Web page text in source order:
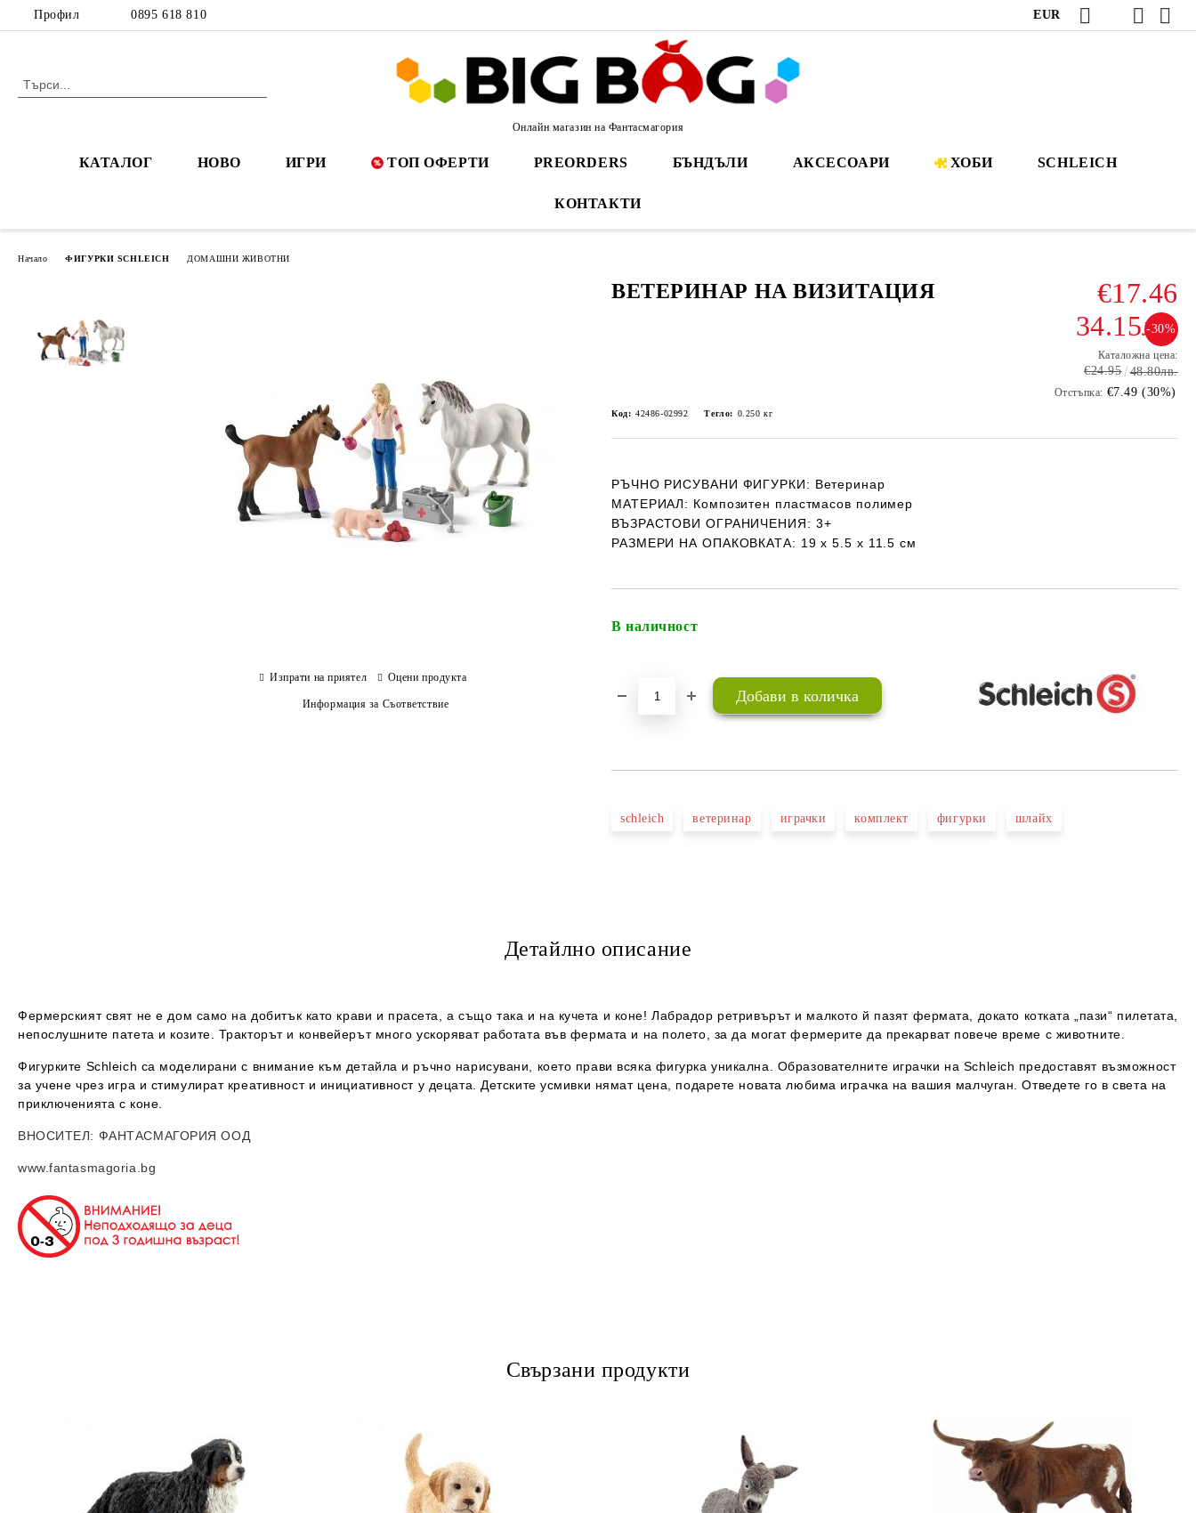
Профил 0895 618 810 EUR
Онлайн магазин на Фантасмагория
КАТАЛОГ НОВО ИГРИ ТОП ОФЕРТИ PREORDERS БЪНДЪЛИ АКСЕСОАРИ ХОБИ SCHLEICH
КОНТАКТИ
Начало ФИГУРКИ SCHLEICH ДОМАШНИ ЖИВОТНИ
ВЕТЕРИНАР НА ВИЗИТАЦИЯ
-30%
€17.46
34.15лв.
Каталожна цена:
€24.95 48.80лв.
Отстъпка: €7.49 (30%)
Код: 42486-02992 Тегло: 0.250 кг
РЪЧНО РИСУВАНИ ФИГУРКИ: Ветеринар
МАТЕРИАЛ: Композитен пластмасов полимер
ВЪЗРАСТОВИ ОГРАНИЧЕНИЯ: 3+
РАЗМЕРИ НА ОПАКОВКАТА: 19 х 5.5 х 11.5 см
В наличност
schleich ветеринар играчки комплект фигурки шлайх
Изпрати на приятел Оцени продукта
Информация за Съответствие
Детайлно описание
Фермерският свят не е дом само на добитък като крави и прасета, а също така и на кучета и коне! Лабрадор ретривърът и малкото й пазят фермата, докато котката „пази“ пилетата,
непослушните патета и козите. Тракторът и конвейерът много ускоряват работата във фермата и на полето, за да могат фермерите да прекарват повече време с животните.
Фигурките Schleich са моделирани с внимание към детайла и ръчно нарисувани, което прави всяка фигурка уникална. Образователните играчки на Schleich предоставят възможност
за учене чрез игра и стимулират креативност и инициативност у децата. Детските усмивки нямат цена, подарете новата любима играчка на вашия малчуган. Отведете го в света на
приключенията с коне.
ВНОСИТЕЛ: ФАНТАСМАГОРИЯ ООД
www.fantasmagoria.bg
Свързани продукти